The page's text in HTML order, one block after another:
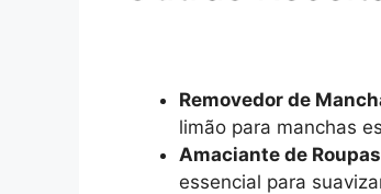
Removedor de
limão para manchas
Amaciante de
essencial para